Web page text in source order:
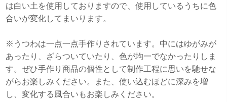
は白い土を使用しておりますので、使用しているうちに色
合いが変化してまいります。
※うつわは一点一点手作りされています。中にはゆがみが
あったり、ざらついていたり、色が均一でなかったりしま
す。ぜひ手作り商品の個性として制作工程に思いを馳せな
がらお楽しみください。また、使い込むほどに深みを増
し、変化する風合いもお楽しみください。